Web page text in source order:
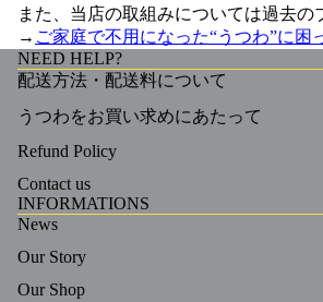
また、当店の取組みについては過去の
→ ご家庭で不用になった“うつわ”に困
NEED HELP?
配送方法・配送料について
うつわをお買い求めにあたって
Refund Policy
Contact us
INFORMATIONS
News
Our Story
Our Shop